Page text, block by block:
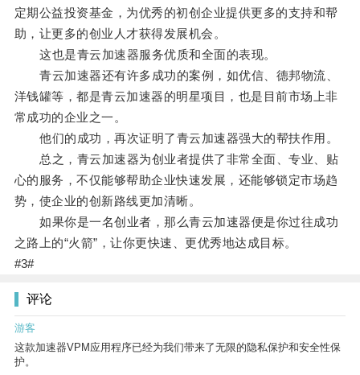
定期公益投资基金，为优秀的初创企业提供更多的支持和帮
助，让更多的创业人才获得发展机会。
这也是青云加速器服务优质和全面的表现。
青云加速器还有许多成功的案例，如优信、德邦物流、
洋钱罐等，都是青云加速器的明星项目，也是目前市场上非
常成功的企业之一。
他们的成功，再次证明了青云加速器强大的帮扶作用。
总之，青云加速器为创业者提供了非常全面、专业、贴
心的服务，不仅能够帮助企业快速发展，还能够锁定市场趋
势，使企业的创新路线更加清晰。
如果你是一名创业者，那么青云加速器便是你过往成功
之路上的“火箭”，让你更快速、更优秀地达成目标。
#3#
评论
游客
这款加速器VPM应用程序已经为我们带来了无限的隐私保护和安全性保
护。